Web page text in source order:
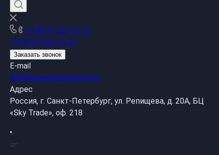
+7 (812) 333-31-21
+7 (812) 333-31-21
Заказать звонок
E-mail
info@summatechnology.ru
Адрес
Россия, г. Санкт-Петербург, ул. Репищева, д. 20А, БЦ
«Sky Trade», оф. 218